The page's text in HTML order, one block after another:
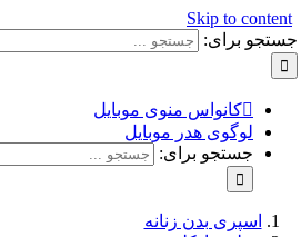
Skip to
برای:
کانواس منوی موبایل
لوگوی هدر موبایل
جستجو برای:
اسپری بدن زنانه